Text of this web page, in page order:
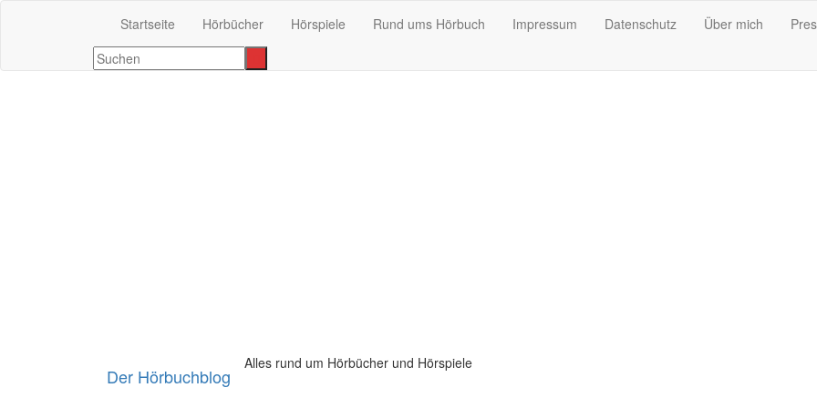
Startseite Hörbücher Hörspiele Rund ums Hörbuch Impressum Datenschutz Über mich
Der Hörbuchblog
Alles rund um Hörbücher und Hörspiele